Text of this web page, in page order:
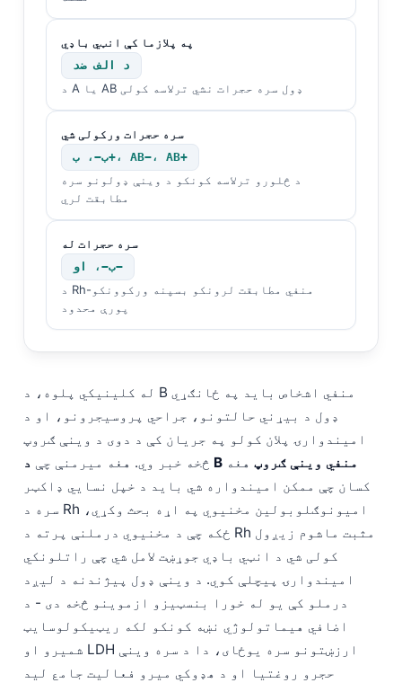
په پلازما کې انټي باډي
د الف ضد
د A یا AB ډول سره حجرات نشي ترلاسه کولی
سره حجرات ورکولی شي
ب−، ب+، AB−، AB+
د څلورو ترلاسه کونکو د وینې ډولونو سره
مطابقت لري
سره حجرات له
ب−، او−
د Rh-منفي مطابقت لرونکو بسپنه ورکوونکو
پورې محدود
له کلینیکي پلوه، د B منفي اشخاص باید په ځانګړي
ډول د بیړني حالتونو، جراحي پروسیجرونو، او د
امیندوارۍ پلان کولو په جریان کې د دوی د وینې ګروپ
څخه خبر وي. هغه میرمنې چې
د B منفي وینې ګروپ هغه
کسان چې ممکن امیندواره شي باید د خپل نسایي ډاکټر
سره د Rh امیونوګلوبولین مخنیوي په اړه بحث وکړي،
ځکه چې د مخنیوي درملنې پرته د Rh مثبت ماشوم زیږول
کولی شي د انټي باډي جوړښت لامل شي چې راتلونکي
امیندوارۍ پیچلې کوي. د وینې ډول پیژندنه د لیږد
درملو کې یو له خورا بنسټیزو ازموینو څخه دی - د
اضافي هیماتولوژي نښه کونکو لکه ریټیکولوسایټ
شمیرو او LDH ارزښتونو سره یوځای، دا د سره وینې
حجرو روغتیا او د هډوکي میرو فعالیت جامع لید